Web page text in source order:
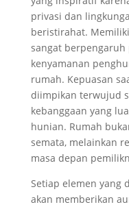
privasi dan
beristirahat.
sangat
kenyamanan
rumah. Kepuasan
diimpikan terwujud
kebanggaan yang
hunian. Rumah
semata, melainkan
masa depan
Setiap elemen yang
akan memberikan